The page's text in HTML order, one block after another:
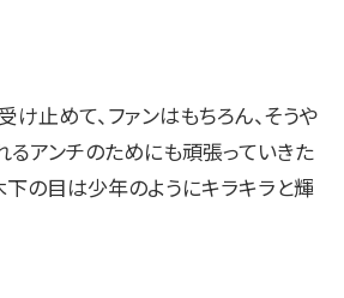
け止めて、ファンはもちろん、そうや
るアンチのためにも頑張っていきた
下の目は少年のようにキラキラと輝